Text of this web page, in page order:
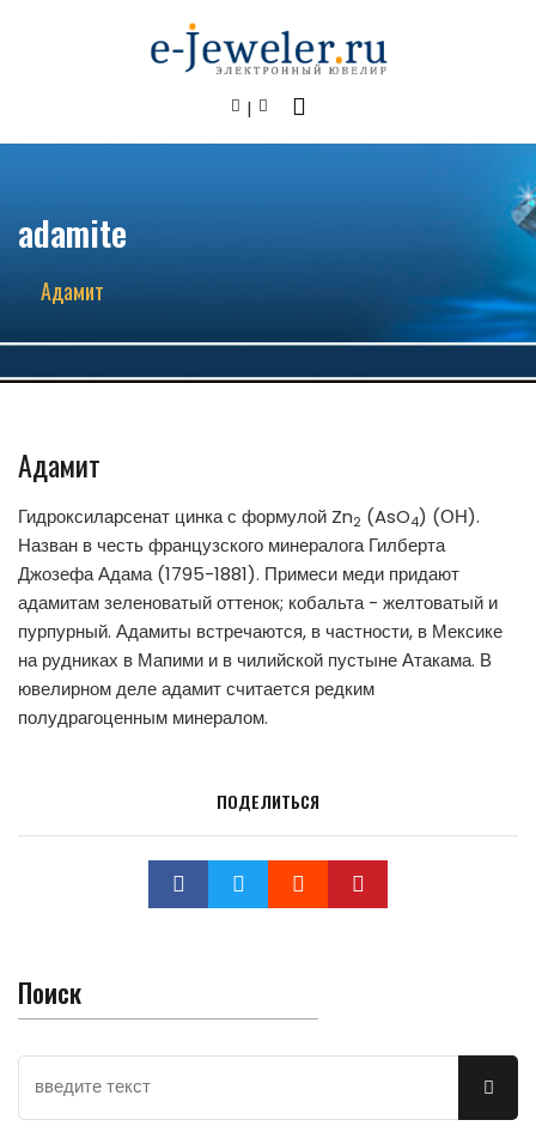
adamite
Адамит
Адамит
Гидроксиларсенат цинка с формулой Zn2 (AsO4) (ОН).
Назван в честь французского минералога Гилберта
Джозефа Адама (1795-1881). Примеси меди придают
адамитам зеленоватый оттенок; кобальта - желтоватый и
пурпурный. Адамиты встречаются, в частности, в Мексике
на рудниках в Мапими и в чилийской пустыне Атакама. В
ювелирном деле адамит считается редким
полудрагоценным минералом.
ПОДЕЛИТЬСЯ
Поиск